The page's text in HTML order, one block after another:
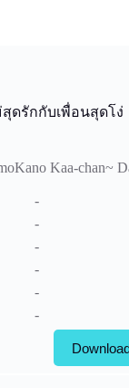
ดรักกับเพื่อนสุดโง่
Kaa-chan~
-
-
-
-
-
-